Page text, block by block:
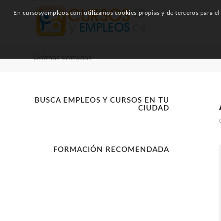
Últimas entradas
BUSCA EMPLEOS Y CURSOS EN TU
CIUDAD
FORMACIÓN RECOMENDADA
En cursosyempleos.com utilizamos cookies propias y de terceros para